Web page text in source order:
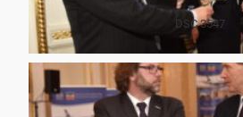
DSC 3547